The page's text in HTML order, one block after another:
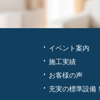
イベント案内
施工実績
お客様の声
充実の標準設備！